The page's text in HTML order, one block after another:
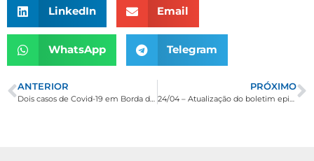
LinkedIn Email
WhatsApp Telegram
ANTERIOR PRÓXIMO